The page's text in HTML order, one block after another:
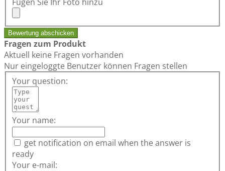
Bewertung abschicken
Fragen zum Produkt
Aktuell keine Fragen vorhanden
Nur eingeloggte Benutzer können Fragen stellen
Your question:
Your name:
get notification on email when the answer is
ready
Your e-mail: